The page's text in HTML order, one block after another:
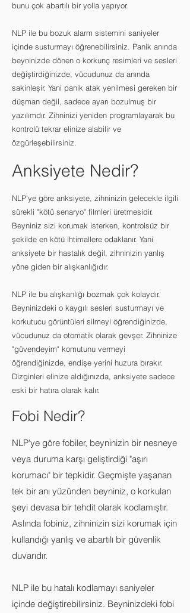
bunu çok abartılı bir yolla yapıyor.
NLP ile bu bozuk alarm sistemini saniyeler
içinde susturmayı öğrenebilirsiniz. Panik anında
beyninizde dönen o korkunç resimleri ve sesleri
değiştirdiğinizde, vücudunuz da anında
sakinleşir. Yani panik atak yenilmesi gereken bir
düşman değil, sadece ayarı bozulmuş bir
yazılımdır. Zihninizi yeniden programlayarak bu
kontrolü tekrar elinize alabilir ve
özgürleşebilirsiniz.
Anksiyete Nedir?
NLP'ye göre anksiyete, zihninizin gelecekle ilgili
sürekli "kötü senaryo" filmleri üretmesidir.
Beyniniz sizi korumak isterken, kontrolsüz bir
şekilde en kötü ihtimallere odaklanır. Yani
anksiyete bir hastalık değil, zihninizin yanlış
yöne giden bir alışkanlığıdır.
NLP ile bu alışkanlığı bozmak çok kolaydır.
Beyninizdeki o kaygılı sesleri susturmayı ve
korkutucu görüntüleri silmeyi öğrendiğinizde,
vücudunuz da otomatik olarak gevşer. Zihninize
"güvendeyim" komutunu vermeyi
öğrendiğinizde, endişe yerini huzura bırakır.
Dizginleri elinize aldığınızda, anksiyete sadece
eski bir hatıra olarak kalır.
Fobi Nedir?
NLP'ye göre fobiler, beyninizin bir nesneye
veya duruma karşı geliştirdiği "aşırı
korumacı" bir tepkidir. Geçmişte yaşanan
tek bir anı yüzünden beyniniz, o korkulan
şeyi devasa bir tehdit olarak kodlamıştır.
Aslında fobiniz, zihninizin sizi korumak için
kullandığı yanlış ve abartılı bir güvenlik
duvarıdır.
NLP ile bu hatalı kodlamayı saniyeler
içinde değiştirebilirsiniz. Beyninizdeki fobi